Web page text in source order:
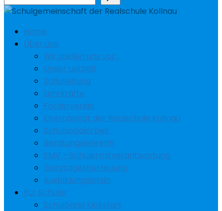
Home
Über uns
Wir stellen uns vor…
Unser Leitbild
Schulleitung
Lehrkräfte
Förderverein
Elternbeirat der Realschule Kollnau
Schulsozialarbeit
Beratungslehrerin
SMV – Schülermitverantwortung
Ganztagesbetreuung
Ausbildungslotsin
Für Schüler
Schulband Kickstart